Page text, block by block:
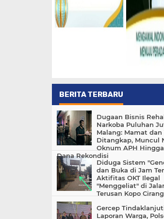
BERITA TERBARU
Dugaan Bisnis
Narkoba Puluhan
Malang: Mamat dan
Ditangkap, Muncul
Oknum APH
Dana Rekondisi
Diduga Sistem
dan Buka di Jam
Aktifitas OKT Ilegal
"Menggeliat" di
Terusan Kopo
Gercep
Laporan Warga,